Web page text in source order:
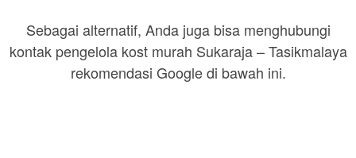
Sebagai alternatif, Anda juga bisa menghubungi
kontak pengelola kost murah Sukaraja – Tasikmalaya
rekomendasi Google di bawah ini.